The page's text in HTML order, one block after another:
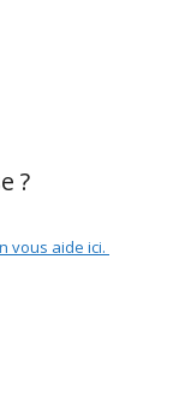
?
vous aide ici.